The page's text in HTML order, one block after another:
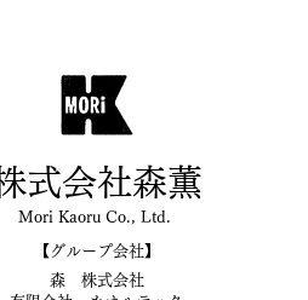
式会社森薫
Mori Kaoru Co., Ltd.
【 グループ会社】
森 株式会社